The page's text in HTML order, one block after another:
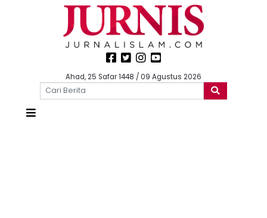
Ahad, 25 Safar 1448 / 09 Agustus 2026